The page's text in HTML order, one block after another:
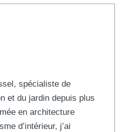
spécialiste de
et du jardin depuis plus
en architecture
d’intérieur, j’ai